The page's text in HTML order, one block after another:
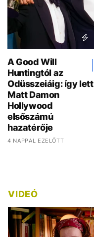
A Good Will
Huntingtól az
Odüsszeiáig: így lett
Matt Damon
Hollywood
elsőszámú
hazatérője
4 NAPPAL EZELŐTT
VIDEÓ